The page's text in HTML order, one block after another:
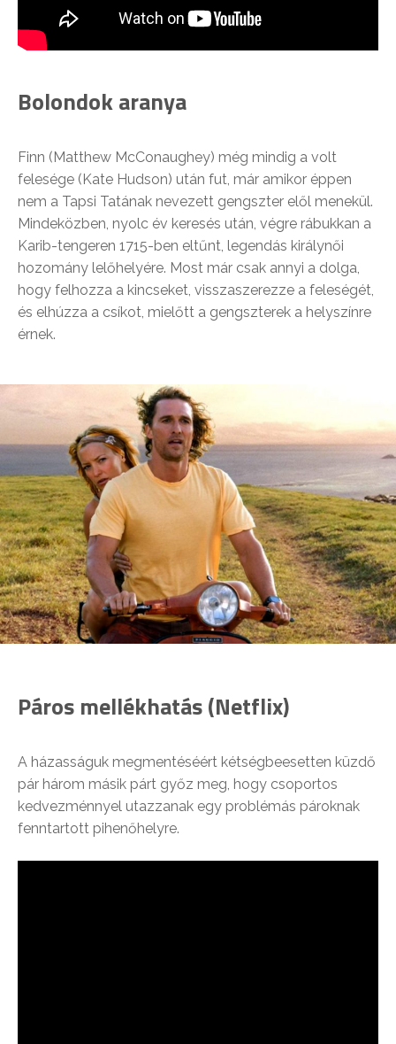
Bolondok aranya
Finn (Matthew McConaughey) még mindig a volt
felesége (Kate Hudson) után fut, már amikor éppen
nem a Tapsi Tatának nevezett gengszter elől menekül.
Mindeközben, nyolc év keresés után, végre rábukkan a
Karib-tengeren 1715-ben eltűnt, legendás királynői
hozomány lelőhelyére. Most már csak annyi a dolga,
hogy felhozza a kincseket, visszaszerezze a feleségét,
és elhúzza a csíkot, mielőtt a gengszterek a helyszínre
érnek.
Páros mellékhatás (Netflix)
A házasságuk megmentéséért kétségbeesetten küzdő
pár három másik párt győz meg, hogy csoportos
kedvezménnyel utazzanak egy problémás pároknak
fenntartott pihenőhelyre.